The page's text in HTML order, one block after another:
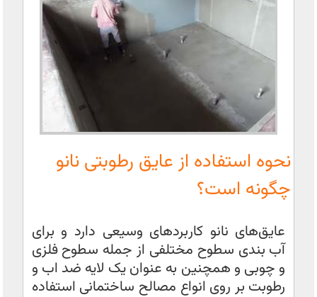
نحوه استفاده از عایق رطوبتی نانو
چگونه است؟
عایق‌های نانو کاربردهای وسیعی دارد و برای
آب بندی سطوح مختلفی از جمله سطوح فلزی
و چوبی و همچنین به عنوان یک لایه ضد اب و
رطوبت بر روی انواع مصالح ساختمانی استفاده